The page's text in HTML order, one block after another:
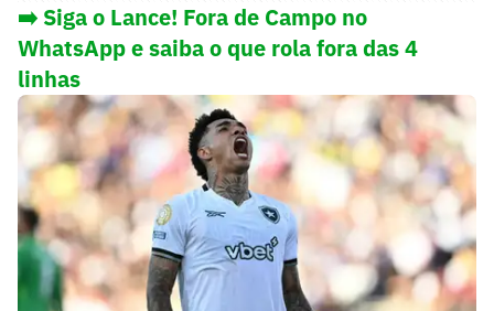
➡️ Siga o Lance! Fora de Campo no
WhatsApp e saiba o que rola fora das 4
linhas